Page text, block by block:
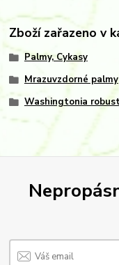
Zboží zařazeno v
Palmy, Cykasy
Mrazuvzdorné palmy
Washingtonia